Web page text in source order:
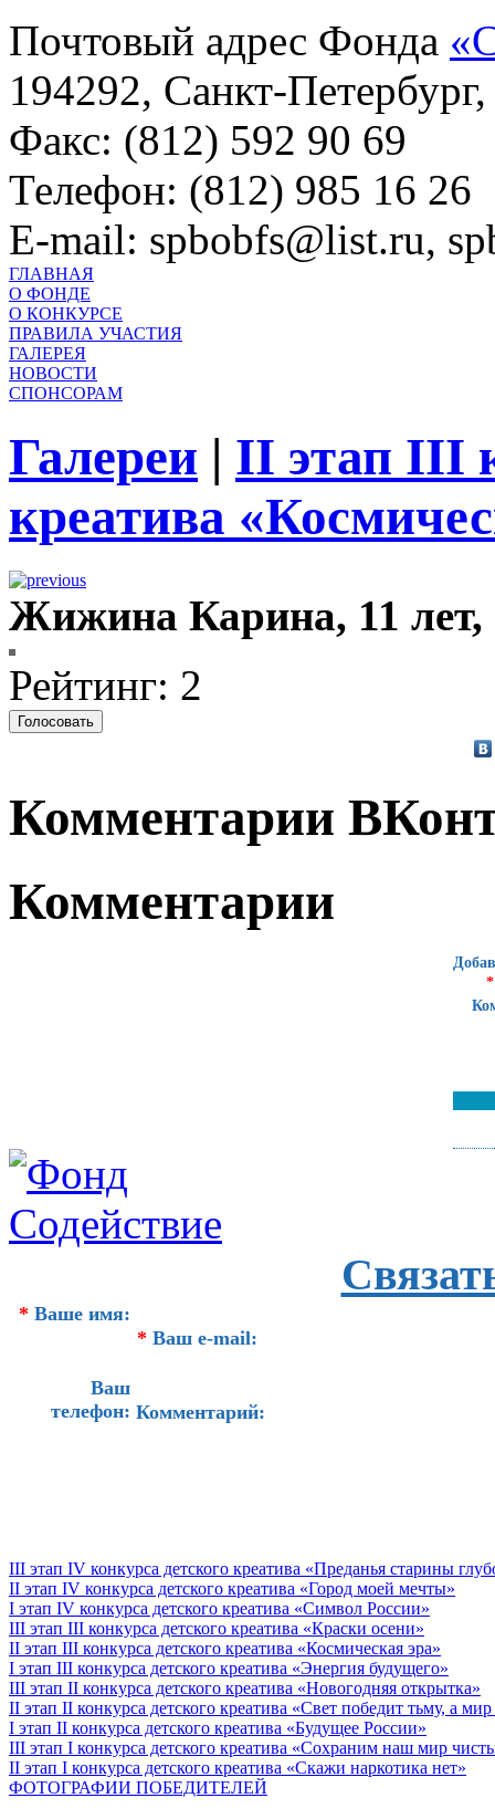
Почтовый адрес Фонда
194292, Санкт-
Факс: (812) 592 90 69
Телефон: (812) 985 16 26
E-mail: spbobfs@list.ru,
ГЛАВНАЯ
О ФОНДЕ
О КОНКУРСЕ
ПРАВИЛА УЧАСТИЯ
ГАЛЕРЕЯ
НОВОСТИ
СПОНСОРАМ
Галереи | II этап III
креатива
Жижина Карина, 11
Рейтинг: 2
Комментарии
Комментарии
*
* Ваше имя:
* Ваш e-mail:
Ваш
телефон: Комментарий:
III этап IV конкурса детского креатива «Преданья старины
II этап IV конкурса детского креатива «Город моей мечты»
I этап IV конкурса детского креатива «Символ России»
III этап III конкурса детского креатива «Краски осени»
II этап III конкурса детского креатива «Космическая эра»
I этап III конкурса детского креатива «Энергия будущего»
III этап II конкурса детского креатива «Новогодняя открытка»
II этап II конкурса детского креатива «Свет победит тьму, а
I этап II конкурса детского креатива «Будущее России»
III этап I конкурса детского креатива «Сохраним наш мир
II этап I конкурса детского креатива «Скажи наркотика нет»
ФОТОГРАФИИ ПОБЕДИТЕЛЕЙ